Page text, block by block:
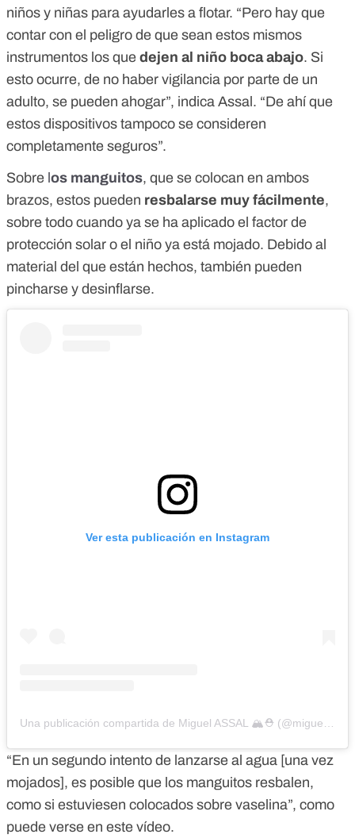
niños y niñas para ayudarles a flotar. “Pero hay que
contar con el peligro de que sean estos mismos
instrumentos los que dejen al niño boca abajo. Si
esto ocurre, de no haber vigilancia por parte de un
adulto, se pueden ahogar”, indica Assal. “De ahí que
estos dispositivos tampoco se consideren
completamente seguros”.
Sobre os manguitos, que se colocan en ambos
brazos, estos pueden resbalarse muy fácilmente,
sobre todo cuando ya se ha aplicado el factor de
protección solar o el niño ya está mojado. Debido al
material del que están hechos, también pueden
pincharse y desinflarse.
Ver esta publicación en Instagram
“En un segundo intento de lanzarse al agua [una vez
mojados], es posible que los manguitos resbalen,
como si estuviesen colocados sobre vaselina”, como
puede verse en este vídeo.